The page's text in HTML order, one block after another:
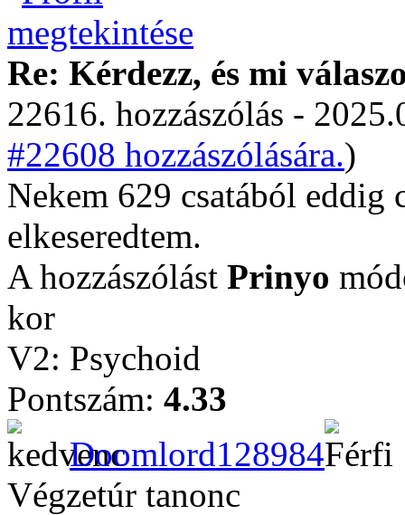
Re: Kérdezz, és mi
22616. hozzászólás -
#22608 hozzászólására.)
Nekem 629 csatából eddig
elkeseredtem.
A hozzászólást Prinyo
kor
V2: Psychoid
Pontszám: 4.33
Doomlord128984
Végzetúr tanonc